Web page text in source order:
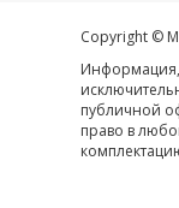
Copyright ©
Информация,
публичной
право в